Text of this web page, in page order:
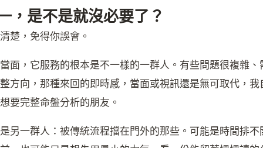
，是不是就沒必要了？
楚，免得你誤會。
面，它服務的根本是不一樣的一群人。有些問題很複雜
方向，那種來回的即時感，當面或視訊還是無可取代，
要完整命盤分析的朋友。
另一群人：被傳統流程擋在門外的那些。可能是時間排